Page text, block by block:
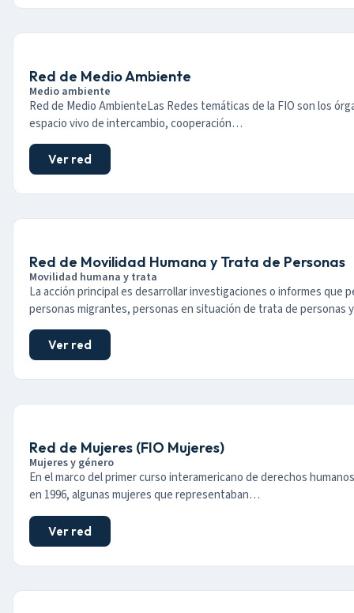
Red de Medio Ambiente
Medio ambiente
Red de Medio AmbienteLas Redes temáticas de la FIO son los
espacio vivo de intercambio, cooperación…
Ver red
Red de Movilidad Humana y Trata de Personas
Movilidad humana y trata
La acción principal es desarrollar investigaciones o informes que
personas migrantes, personas en situación de trata de personas
Ver red
Red de Mujeres (FIO Mujeres)
Mujeres y género
En el marco del primer curso interamericano de derechos
en 1996, algunas mujeres que representaban…
Ver red